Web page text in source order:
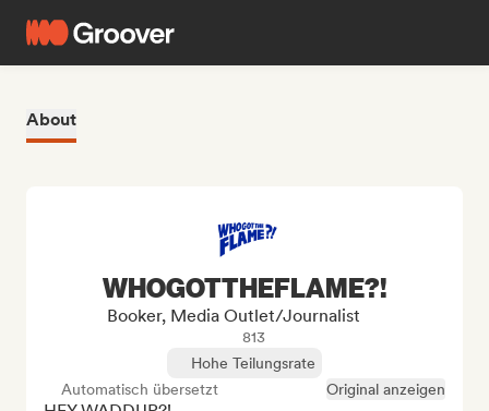
About
WHOGOTTHEFLAME?!
Booker, Media Outlet/Journalist
813
Hohe Teilungsrate
Automatisch übersetzt
Original anzeigen